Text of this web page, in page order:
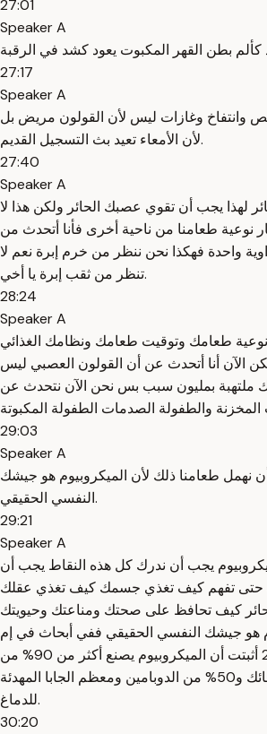
27:01
Speaker A
27:17
Speaker A
وانتفاخ وغازات ليس لأن القولون مريض بل
لأن الأمعاء تعيد بث التسجيل القديم.
27:40
Speaker A
لهذا يجب أن تقوي عصبك الحائر ولكن هذا لا
نوعية طعامنا من ناحية أخرى فأنا أتحدث من
واحدة فهكذا نحن ننظر من خرم إبرة نعم لا
تنظر من ثقب إبرة يا أخي.
28:24
Speaker A
طعامك وتوقيت طعامك ونظامك الغذائي
الآن أنا أتحدث عن أن القولون العصبي ليس
ملتهبة بمليون سبب بس نحن الآن نتحدث عن
29:03
Speaker A
نهمل طعامنا ذلك لأن الميكروبيوم هو جيشك
النفسي الحقيقي.
29:21
Speaker A
يجب أن ندرك كل هذه النقاط يجب أن
حتى تفهم كيف تغذي جسمك كيف تغذي عقلك
كيف تحافظ على صحتك ومناعتك وحيويتك
هو جيشك النفسي الحقيقي ففي أبحاث في إم
آي تي عام 2021 أثبتت أن الميكروبيوم يصنع أكثر من 90% من
السيروتونين في أمعائك و50% من الدوبامين ومعظم الجابا المهدئة
للدماغ.
30:20